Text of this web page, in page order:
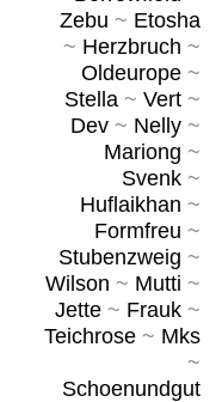
Zebu ~ Etosha
~ Herzbruch ~
Oldeurope~
Stella~ Vert~
Dev~ Nelly~
Mariong ~
Svenk~
Huflaikhan ~
Formfreu ~
Stubenzweig ~
Wilson ~ Mutti ~
Jette~ Frauk~
Teichrose~ Mks
~
Schoenundgut